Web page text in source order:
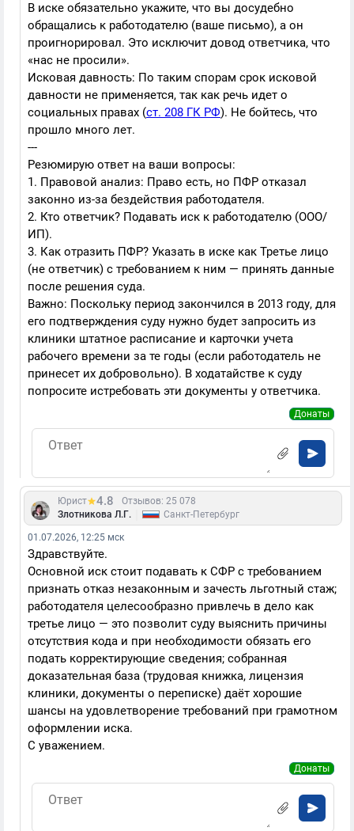
В иске обязательно укажите, что вы досудебно
обращались к работодателю (ваше письмо), а он
проигнорировал. Это исключит довод ответчика, что
«нас не просили».
Исковая давность: По таким спорам срок исковой
давности не применяется, так как речь идет о
социальных правах (ст. 208 ГК РФ). Не бойтесь, что
прошло много лет.
---
Резюмирую ответ на ваши вопросы:
1. Правовой анализ: Право есть, но ПФР отказал
законно из-за бездействия работодателя.
2. Кто ответчик? Подавать иск к работодателю (ООО/
ИП).
3. Как отразить ПФР? Указать в иске как Третье лицо
(не ответчик) с требованием к ним — принять данные
после решения суда.
Важно: Поскольку период закончился в 2013 году, для
его подтверждения суду нужно будет запросить из
клиники штатное расписание и карточки учета
рабочего времени за те годы (если работодатель не
принесет их добровольно). В ходатайстве к суду
попросите истребовать эти документы у ответчика.
Донаты
Юрист 4.8
Отзывов: 25 078
Злотникова Л.Г.
Санкт-Петербург
01.07.2026, 12:25 мск
Здравствуйте.
Основной иск стоит подавать к СФР с требованием
признать отказ незаконным и зачесть льготный стаж;
работодателя целесообразно привлечь в дело как
третье лицо — это позволит суду выяснить причины
отсутствия кода и при необходимости обязать его
подать корректирующие сведения; собранная
доказательная база (трудовая книжка, лицензия
клиники, документы о переписке) даёт хорошие
шансы на удовлетворение требований при грамотном
оформлении иска.
С уважением.
Донаты